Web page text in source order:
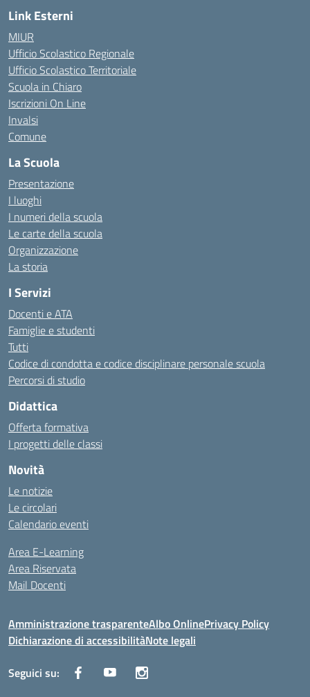
Link Esterni
MIUR
Ufficio Scolastico Regionale
Ufficio Scolastico Territoriale
Scuola in Chiaro
Iscrizioni On Line
Invalsi
Comune
La Scuola
Presentazione
I luoghi
I numeri della scuola
Le carte della scuola
Organizzazione
La storia
I Servizi
Docenti e ATA
Famiglie e studenti
Tutti
Codice di condotta e codice disciplinare personale scuola
Percorsi di studio
Didattica
Offerta formativa
I progetti delle classi
Novità
Le notizie
Le circolari
Calendario eventi
Area E-Learning
Area Riservata
Mail Docenti
Amministrazione trasparenteAlbo OnlinePrivacy Policy
Dichiarazione di accessibilitàNote legali
Seguici su: